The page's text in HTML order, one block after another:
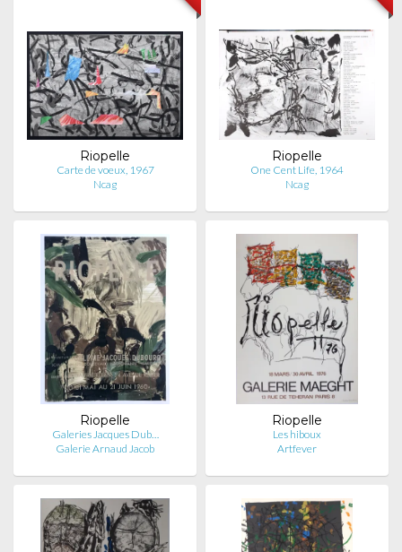
Riopelle
Carte de voeux, 1967
Ncag
Riopelle
One Cent Life, 1964
Ncag
Riopelle
Galeries Jacques Dub…
Galerie Arnaud Jacob
Riopelle
Les hiboux
Artfever